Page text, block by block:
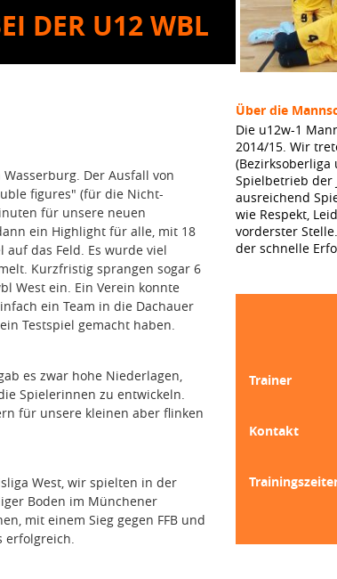
DER U12 WBL
Der Ausfall von
figures" (für die Nicht-
für unsere neuen
ein Highlight für alle, mit 18
das Feld. Es wurde viel
Kurzfristig sprangen sogar 6
West ein. Ein Verein konnte
ein Team in die Dachauer
Testspiel gemacht haben.
es zwar hohe Niederlagen,
Spielerinnen zu entwickeln.
für unsere kleinen aber flinken
West, wir spielten in der
Boden im Münchener
mit einem Sieg gegen FFB und
Über die
Die u12w-1
2014/15. Wir
(Bezirksoberliga
Spielbetrieb der
ausreichend
wie Respekt,
vorderster
der schnelle
Trainer
Kontakt